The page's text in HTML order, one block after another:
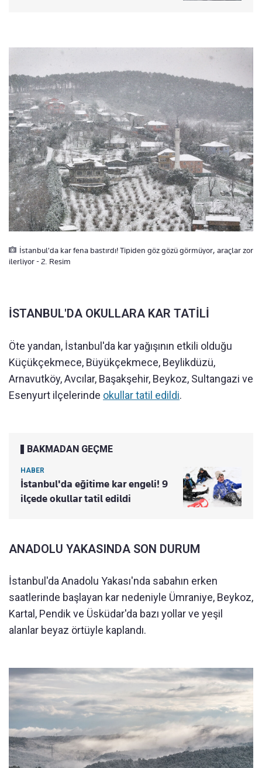
İstanbul'da kar fena bastırdı! Tipiden göz gözü görmüyor, araçlar zor
ilerliyor - 2. Resim
İSTANBUL'DA OKULLARA KAR TATİLİ
Öte yandan, İstanbul'da kar yağışının etkili olduğu
Küçükçekmece, Büyükçekmece, Beylikdüzü,
Arnavutköy, Avcılar, Başakşehir, Beykoz, Sultangazi ve
Esenyurt ilçelerinde okullar tatil edildi.
BAKMADAN GEÇME
HABER
İstanbul'da eğitime kar engeli! 9
ilçede okullar tatil edildi
ANADOLU YAKASINDA SON DURUM
İstanbul'da Anadolu Yakası'nda sabahın erken
saatlerinde başlayan kar nedeniyle Ümraniye, Beykoz,
Kartal, Pendik ve Üsküdar'da bazı yollar ve yeşil
alanlar beyaz örtüyle kaplandı.